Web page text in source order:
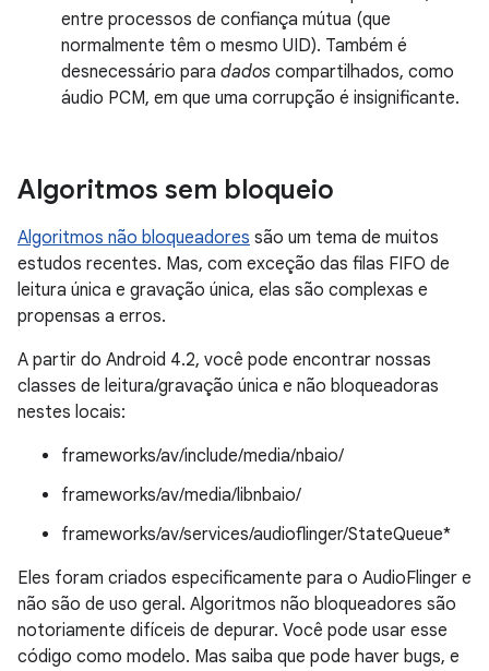
entre processos de confiança mútua (que
normalmente têm o mesmo UID). Também é
desnecessário para dados compartilhados, como
áudio PCM, em que uma corrupção é insignificante.
Algoritmos sem bloqueio
Algoritmos não bloqueadores são um tema de muitos
estudos recentes. Mas, com exceção das filas FIFO de
leitura única e gravação única, elas são complexas e
propensas a erros.
A partir do Android 4.2, você pode encontrar nossas
classes de leitura/gravação única e não bloqueadoras
nestes locais:
frameworks/av/include/media/nbaio/
frameworks/av/media/libnbaio/
frameworks/av/services/audioflinger/StateQueue*
Eles foram criados especificamente para o AudioFlinger e
não são de uso geral. Algoritmos não bloqueadores são
notoriamente difíceis de depurar. Você pode usar esse
código como modelo. Mas saiba que pode haver bugs, e